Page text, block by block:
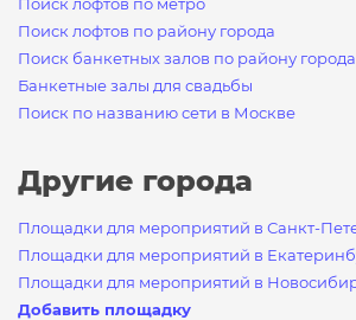
Поиск лофтов по району города
Поиск банкетных залов по району города
Банкетные залы для свадьбы
Поиск по названию сети в Москве
Другие города
Площадки для мероприятий в Санкт-
Площадки для мероприятий в
Площадки для мероприятий в
Добавить площадку